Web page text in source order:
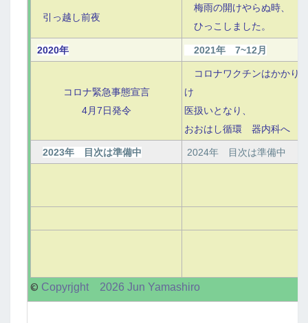
引っ越し前夜
梅雨の開けやらぬ時、
ひっこしました。
2020年 2021年 7~12月
コロナ緊急事態宣言
4月7日発令
コロナワクチンはかかり
け
医扱いとなり、
おおはし循環 器内科へ
2023年 目次は準備中 2024年 目次は準備中
© Copyrjght 2026 Jun Yamashiro